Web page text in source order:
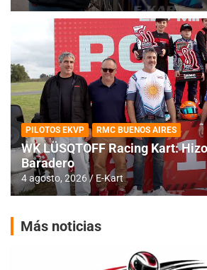
PILOTOS EKVP RMC BUENOS AIRES
WK LÜSQTOFF Racing Kart:
Baradero
4 agosto, 2026 E-Kart
Más noticias